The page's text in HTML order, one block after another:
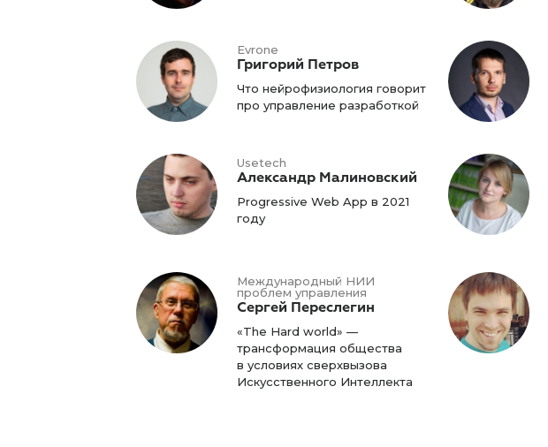
Evrone
Григорий Петров
Что нейрофизиология говорит
про управление разработкой
Usetech
Александр Малиновский
Progressive Web App в 2021
году
Международный НИИ
проблем управления
Сергей Переслегин
«The Hard world» —
трансформация общества
в условиях сверхвызова
Искусственного Интеллекта